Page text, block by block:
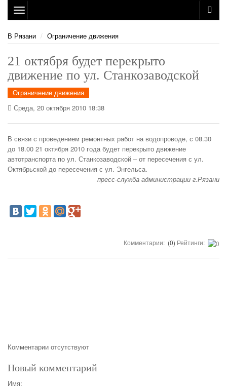
Toggle
navigation
В Рязани
Ограничение движения
21 октября будет перекрыто
движение по ул. Станкозаводской
Ограничение движения
Среда, 20 октября 2010 18:38
В связи с проведением ремонтных работ на водопроводе, с 08.30
до 18.00 21 октября 2010 года будет перекрыто движение
автотранспорта по ул. Станкозаводской – от пересечения с ул.
Октябрьской до пересечения с ул. Энгельса.
пресс-служба администрации г.Рязани
Комментарии: (0) Рейтинги:
Комментарии отсутствуют
Новый комментарий
Имя: